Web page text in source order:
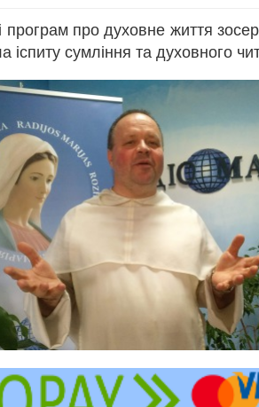
програм про духовне життя
іспиту сумління та духовного